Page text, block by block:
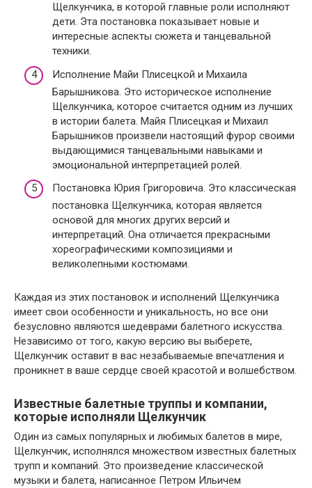
Щелкунчика, в которой главные роли исполняют
дети. Эта постановка показывает новые и
интересные аспекты сюжета и танцевальной
техники.
Исполнение Майи Плисецкой и Михаила
Барышникова. Это историческое исполнение
Щелкунчика, которое считается одним из лучших
в истории балета. Майя Плисецкая и Михаил
Барышников произвели настоящий фурор своими
выдающимися танцевальными навыками и
эмоциональной интерпретацией ролей.
Постановка Юрия Григоровича. Это классическая
постановка Щелкунчика, которая является
основой для многих других версий и
интерпретаций. Она отличается прекрасными
хореографическими композициями и
великолепными костюмами.
Каждая из этих постановок и исполнений Щелкунчика
имеет свои особенности и уникальность, но все они
безусловно являются шедеврами балетного искусства.
Независимо от того, какую версию вы выберете,
Щелкунчик оставит в вас незабываемые впечатления и
проникнет в ваше сердце своей красотой и волшебством.
Известные балетные труппы и компании,
которые исполняли Щелкунчик
Один из самых популярных и любимых балетов в мире,
Щелкунчик, исполнялся множеством известных балетных
трупп и компаний. Это произведение классической
музыки и балета, написанное Петром Ильичем